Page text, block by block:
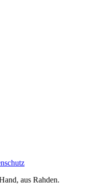
aus Rahden.